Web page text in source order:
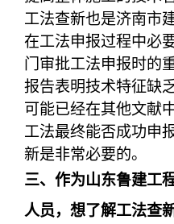
工法查新也是济南市
在工法申报过程中必
门审批工法申报时的
报告表明技术特征缺
可能已经在其他文献
工法最终能否成功申
新是非常必要的。
三、作为山东鲁建工
人员，想了解工法查